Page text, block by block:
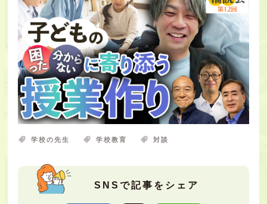
学校の先生 学校教育 対談
SNSで記事をシェア